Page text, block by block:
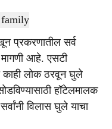
प्रकरणातील सर्व
आहे. एसटी
काही लोक ठरवून घुले
हॉटेलमालक
विलास घुले याचा